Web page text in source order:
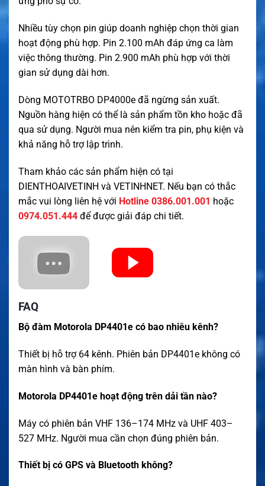
Nhiều tùy chọn pin giúp doanh nghiệp chọn thời gian
hoạt động phù hợp. Pin 2.100 mAh đáp ứng ca làm
việc thông thường. Pin 2.900 mAh phù hợp với thời
gian sử dụng dài hơn.
Dòng MOTOTRBO DP4000e đã ngừng sản xuất.
Nguồn hàng hiện có thể là sản phẩm tồn kho hoặc đã
qua sử dụng. Người mua nên kiểm tra pin, phụ kiện và
khả năng hỗ trợ lập trình.
Tham khảo các sản phẩm hiện có tại
DIENTHOAIVETINH và VETINHNET. Nếu bạn có thắc
mắc vui lòng liên hệ với Hotline 0386.001.001 hoặc
0974.051.444 để được giải đáp chi tiết.
FAQ
Bộ đàm Motorola DP4401e có bao nhiêu kênh?
Thiết bị hỗ trợ 64 kênh. Phiên bản DP4401e không có
màn hình và bàn phím.
Motorola DP4401e hoạt động trên dải tần nào?
Máy có phiên bản VHF 136–174 MHz và UHF 403–
527 MHz. Người mua cần chọn đúng phiên bản.
Thiết bị có GPS và Bluetooth không?